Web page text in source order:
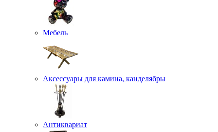
Мебель
Аксессуары для камина, канделябры
Антиквариат